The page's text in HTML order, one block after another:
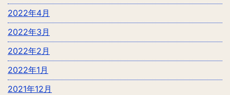
2022年4月
2022年3月
2022年2月
2022年1月
2021年12月